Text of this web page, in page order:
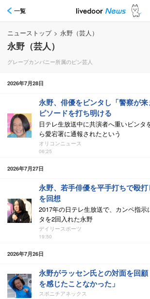
一覧
ニューストップ > 永野（芸人）
永野（芸人）
グレープカンパニー所属のピン芸人
2026年7月28日
永野、俳優をビンタし「警察が
ピソードを打ち明ける
日テレ生放送中に共演者へ重いビンタ
ら愛宕署に通報されたという
オリコンニュース
06:25
2026年7月27日
永野、若手俳優を平手打ちで殴
を回想
2017年の日テレ生放送で、カンペ指示
タを2回入れた永野
デイリースポーツ
19:50
2026年7月26日
永野がラッセン氏との対面を回
を感じたことなかった」
スポニチアネックス